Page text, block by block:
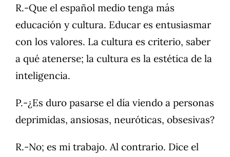
R.-Que el español medio tenga más
educación y cultura. Educar es entusiasmar
con los valores. La cultura es criterio, saber
a qué atenerse; la cultura es la estética de la
inteligencia.
P.-¿Es duro pasarse el día viendo a personas
deprimidas, ansiosas, neuróticas, obsesivas?
R.-No; es mi trabajo. Al contrario. Dice el